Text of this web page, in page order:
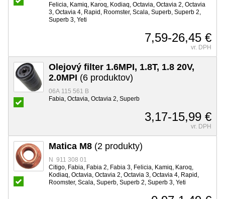
Felicia, Kamiq, Karoq, Kodiaq, Octavia, Octavia 2, Octavia
3, Octavia 4, Rapid, Roomster, Scala, Superb, Superb 2,
Superb 3, Yeti
7,59-26,45 €
vr. DPH
Olejový filter 1.6MPI, 1.8T, 1.8 20V,
2.0MPI (6 produktov)
06A 115 561 B
Fabia, Octavia, Octavia 2, Superb
3,17-15,99 €
vr. DPH
Matica M8 (2 produkty)
N 911 308 01
Citigo, Fabia, Fabia 2, Fabia 3, Felicia, Kamiq, Karoq,
Kodiaq, Octavia, Octavia 2, Octavia 3, Octavia 4, Rapid,
Roomster, Scala, Superb, Superb 2, Superb 3, Yeti